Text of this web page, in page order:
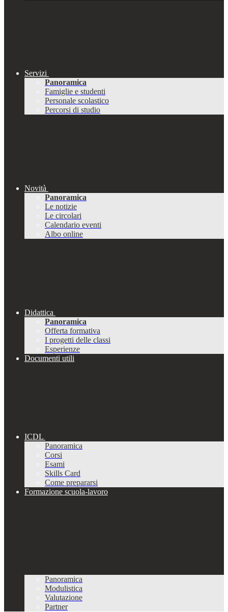
Servizi
Panoramica
Famiglie e studenti
Personale scolastico
Percorsi di studio
Novità
Panoramica
Le notizie
Le circolari
Calendario eventi
Albo online
Didattica
Panoramica
Offerta formativa
I progetti delle classi
Esperienze
Documenti utili
ICDL
Panoramica
Corsi
Esami
Skills Card
Come prepararsi
Formazione scuola-lavoro
Panoramica
Modulistica
Valutazione
Partner